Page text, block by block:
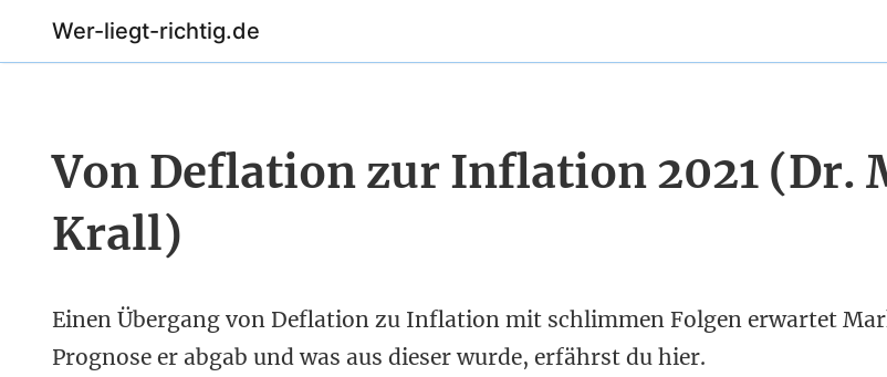
Wer-liegt-richtig.de
Von Deflation zur Inflation 2021 (Dr.
Krall)
Einen Übergang von Deflation zu Inflation mit schlimmen Folgen erwartet
Prognose er abgab und was aus dieser wurde, erfährst du hier.